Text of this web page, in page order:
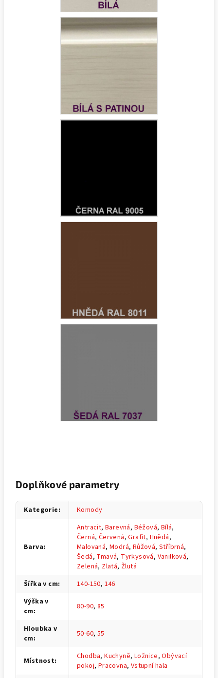
Doplňkové parametry
Kategorie: Komody
Barva:
Antracit,Barevná, Béžová, Bílá,
Černá, Červená,Grafit, Hnědá,
Malovaná,Modrá, Růžová,Stříbrná,
Šedá, Tmavá, Tyrkysová, Vanilková,
Zelená, Zlatá, Žlutá
Šířka v cm: 140-150, 146
Výška v
cm: 80-90, 85
Hloubka v
cm: 50-60, 55
Místnost: Chodba,Kuchyně, Ložnice,Obývací
pokoj, Pracovna, Vstupní hala